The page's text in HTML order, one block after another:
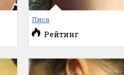
Лиса
Рейтинг